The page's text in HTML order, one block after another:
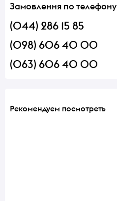
Замовлення по телефону
(044) 286 15 85
(098) 606 40 00
(063) 606 40 00
Рекомендуем посмотреть